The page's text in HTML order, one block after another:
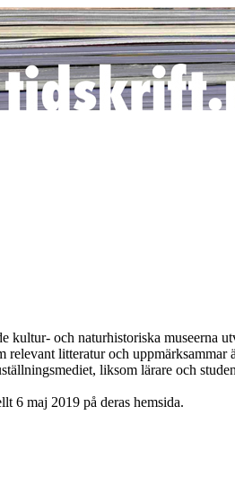
och naturhistoriska museerna
litteratur och
liksom lärare och
6 maj 2019 på deras hemsida.